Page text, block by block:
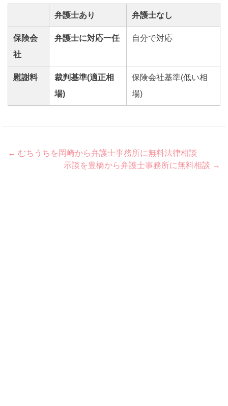
弁護士あり 弁護士なし
保険会
社
弁護士に対応一任 自分で対応
慰謝料
裁判基準(適正相
場)
保険会社基準(低い相
場)
Post
navigation
← むちうちを岡崎から弁護士事務所に無料法律相談
示談を豊橋から弁護士事務所に無料相談 →